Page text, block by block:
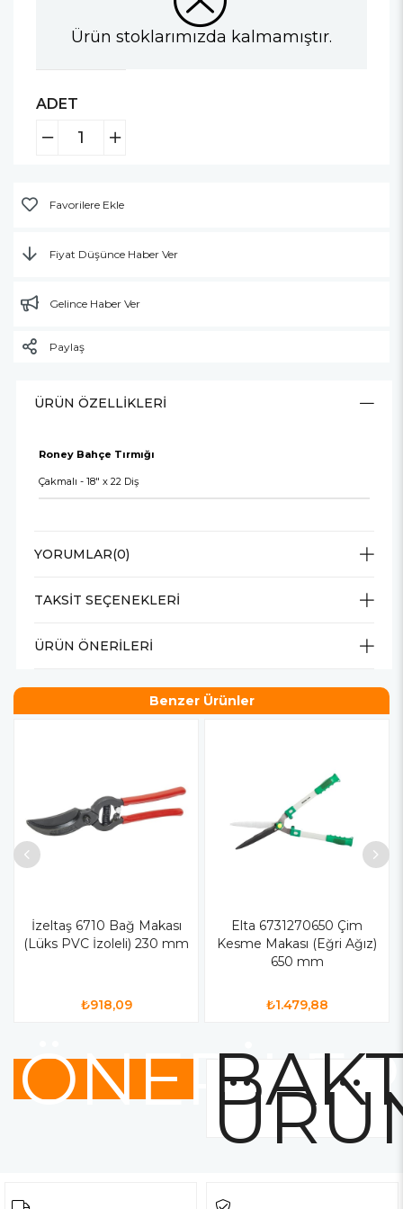
Ürün stoklarımızda kalmamıştır.
ADET
Favorilere Ekle
Fiyat Düşünce Haber Ver
Gelince Haber Ver
Paylaş
ÜRÜN ÖZELLIKLERI
Roney Bahçe Tırmığı
Çakmalı - 18" x 22 Diş
YORUMLAR(0)
TAKSIT SEÇENEKLERI
ÜRÜN ÖNERILERI
Benzer Ürünler
İzeltaş 6710 Bağ Makası
(Lüks PVC İzoleli) 230 mm
₺918,09
Elta 6731270650 Çim
Kesme Makası (Eğri Ağız)
650 mm
₺1.479,88
ÖNERİLER